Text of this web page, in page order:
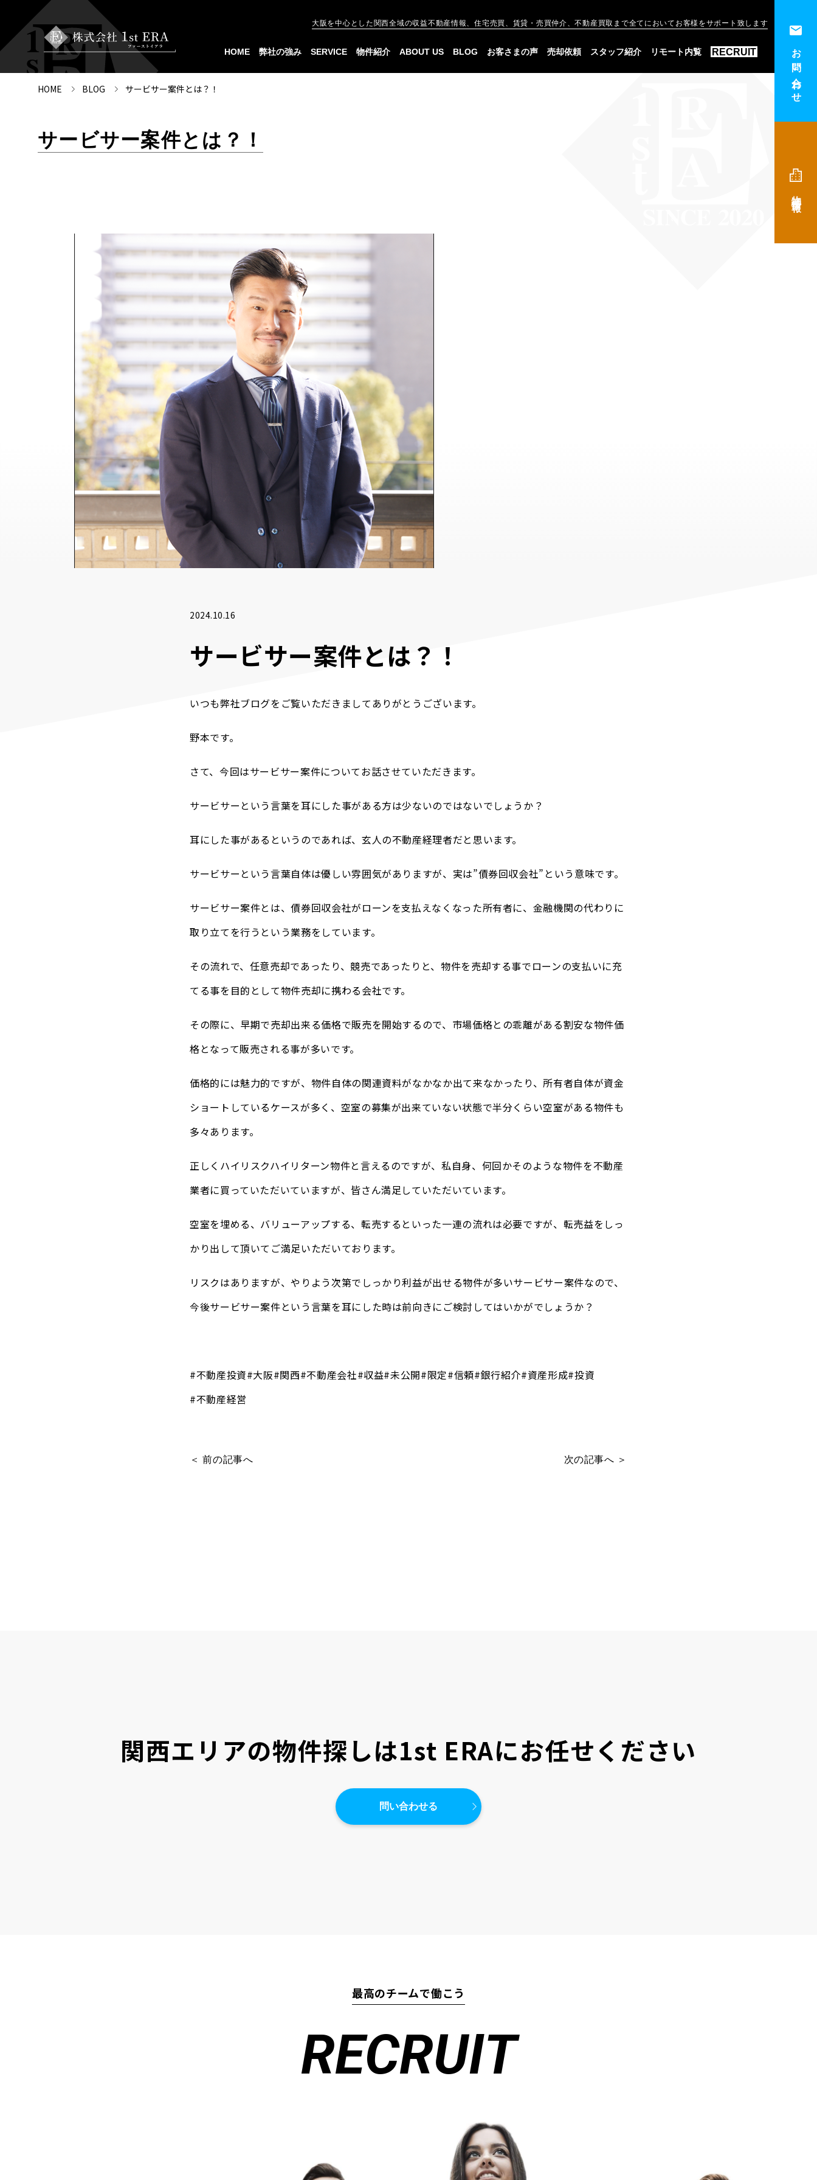
大阪を中心とした関西全域の収益不動産情報、住宅売買、賃貸・売買仲介、不動産買取まで全てにおいてお客様をサポート致します
HOME 弊社の強み SERVICE 物件紹介 ABOUT US BLOG お客さまの声 売却依頼 スタッフ紹介 リモート内覧 RECRUIT お問い合わせ
HOME BLOG サービサー案件とは？！
サービサー案件とは？！
2024.10.16
サービサー案件とは？！
いつも弊社ブログをご覧いただきましてありがとうございます。
野本です。
さて、今回はサービサー案件についてお話させていただきます。
サービサーという言葉を耳にした事がある方は少ないのではないでしょうか？
耳にした事があるというのであれば、玄人の不動産経理者だと思います。
サービサーという言葉自体は優しい雰囲気がありますが、実は”債券回収会社”という意味です。
サービサー案件とは、債券回収会社がローンを支払えなくなった所有者に、金融機関の代わりに
取り立てを行うという業務をしています。
その流れで、任意売却であったり、競売であったりと、物件を売却する事でローンの支払いに充
てる事を目的として物件売却に携わる会社です。
その際に、早期で売却出来る価格で販売を開始するので、市場価格との乖離がある割安な物件価
格となって販売される事が多いです。
価格的には魅力的ですが、物件自体の関連資料がなかなか出て来なかったり、所有者自体が資金
ショートしているケースが多く、空室の募集が出来ていない状態で半分くらい空室がある物件も
多々あります。
正しくハイリスクハイリターン物件と言えるのですが、私自身、何回かそのような物件を不動産
業者に買っていただいていますが、皆さん満足していただいています。
空室を埋める、バリューアップする、転売するといった一連の流れは必要ですが、転売益をしっ
かり出して頂いてご満足いただいております。
リスクはありますが、やりよう次第でしっかり利益が出せる物件が多いサービサー案件なので、
今後サービサー案件という言葉を耳にした時は前向きにご検討してはいかがでしょうか？
#不動産投資#大阪#関西#不動産会社#収益#未公開#限定#信頼#銀行紹介#資産形成#投資
#不動産経営
＜ 前の記事へ 次の記事へ ＞
関西エリアの物件探しは1st ERAにお任せください
問い合わせる
最高のチームで働こう
RECRUIT